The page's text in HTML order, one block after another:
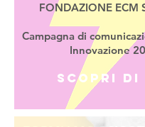
Scopri di
FONDAZIONE ECM
Campagna di
Innovazione